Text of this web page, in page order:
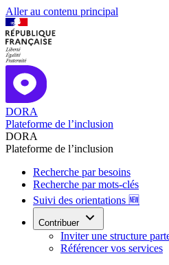
Aller au contenu principal
DORA
Plateforme de l’inclusion
DORA
Plateforme de l’inclusion
Recherche par besoins
Recherche par mots-clés
Suivi des orientations 🆕
Contribuer
Inviter une structure
Référencer vos services